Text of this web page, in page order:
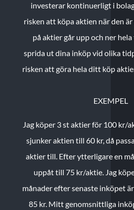
investerar kontinuerligt i
risken att köpa aktien när den
på aktier går upp och ner
sprida ut dina inköp vid olika
risken att göra hela ditt köp
EXEMPEL
Jag köper 3 st aktier för 100 kr/
sjunker aktien till 60 kr, då
aktier till. Efter ytterligare en
uppåt till 75 kr/aktie. Jag
månader efter senaste inköpet
85 kr. Mitt genomsnittliga